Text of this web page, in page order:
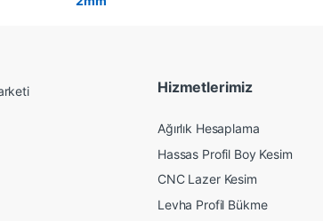
Hizmetlerimiz
Ağırlık Hesaplama
Hassas Profil Boy Kesim
CNC Lazer Kesim
Levha Profil Bükme